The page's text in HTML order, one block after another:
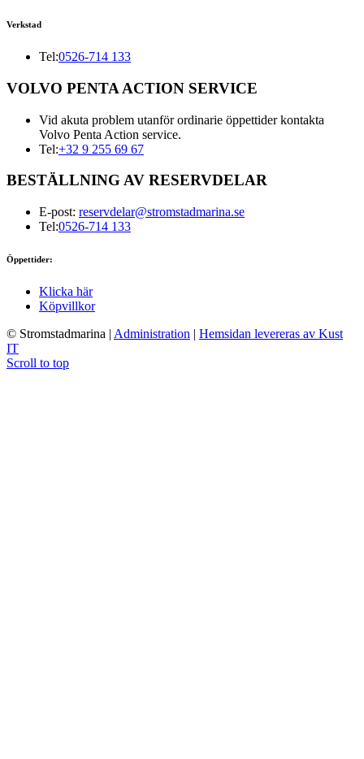
Verkstad
Tel:0526-714 133
VOLVO PENTA ACTION SERVICE
Vid akuta problem utanför ordinarie öppettider kontakta
Volvo Penta Action service.
Tel:+32 9 255 69 67
BESTÄLLNING AV RESERVDELAR
E-post: reservdelar@stromstadmarina.se
Tel:0526-714 133
Öppettider:
Klicka här
Köpvillkor
© Stromstadmarina | Administration | Hemsidan levereras av Kust
IT
Scroll to top